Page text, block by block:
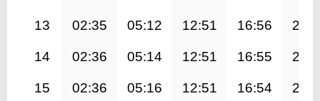
13 02:35 05:12 12:51 16:56
14 02:36 05:14 12:51 16:55
15 02:36 05:16 12:51 16:54